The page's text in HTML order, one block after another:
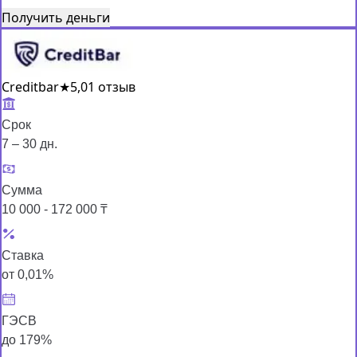
Получить деньги
Creditbar★5,01 отзыв
Срок
7 – 30 дн.
Сумма
10 000 - 172 000 ₸
Ставка
от 0,01%
ГЭСВ
до 179%